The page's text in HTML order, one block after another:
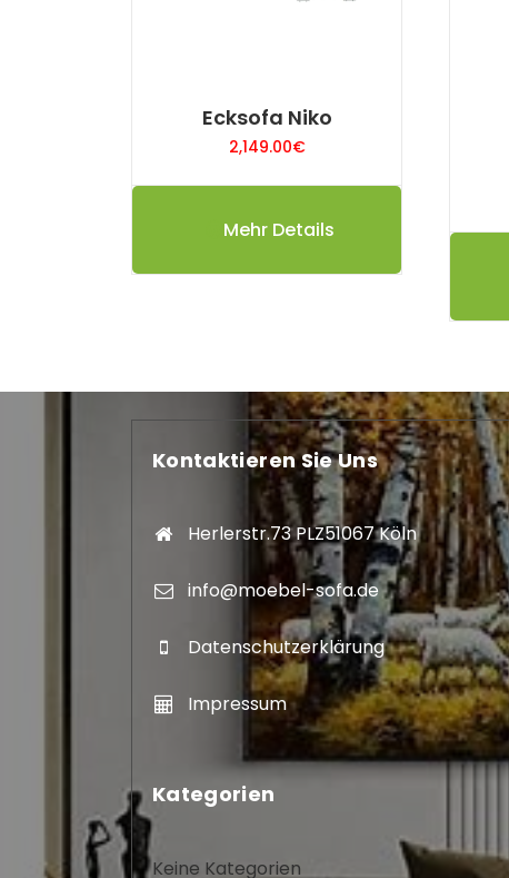
Ecksofa Niko
2,149.00€
Mehr Details
Kontaktieren Sie Uns
Herlerstr.73 PLZ51067 Köln
info@moebel-sofa.de
Datenschutzerklärung
Impressum
Kategorien
Keine Kategorien